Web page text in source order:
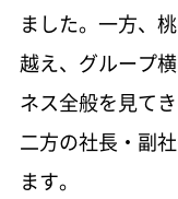
ました。一方、
越え、グループ
ネス全般を見て
二方の社長・副
ます。